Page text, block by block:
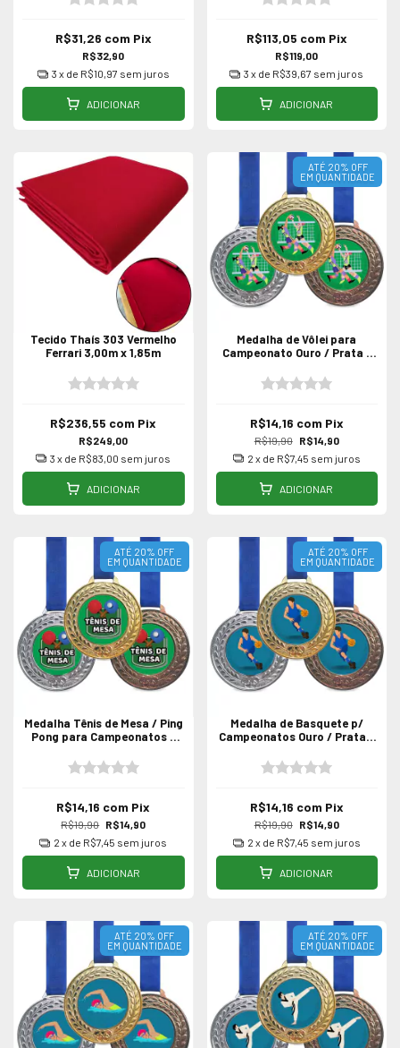
R$32,90
R$31,26 com Pix
3 x de R$10,97 sem juros
ADICIONAR
R$119,00
R$113,05 com Pix
3 x de R$39,67 sem juros
ADICIONAR
Tecido Thaís 303 Vermelho
Ferrari 3,00m x 1,85m
R$249,00
R$236,55 com Pix
3 x de R$83,00 sem juros
ADICIONAR
ATÉ 20% OFF
EM QUANTIDADE
Medalha de Vôlei para
Campeonato Ouro / Prata /
R$19,90 R$14,90
R$14,16 com Pix
2 x de R$7,45 sem juros
ADICIONAR
ATÉ 20% OFF
EM QUANTIDADE
Medalha Tênis de Mesa / Ping
Pong para Campeonatos -
R$19,90 R$14,90
R$14,16 com Pix
2 x de R$7,45 sem juros
ADICIONAR
ATÉ 20% OFF
EM QUANTIDADE
Medalha de Basquete p/
Campeonatos Ouro / Prata /
R$19,90 R$14,90
R$14,16 com Pix
2 x de R$7,45 sem juros
ADICIONAR
ATÉ 20% OFF
EM QUANTIDADE
ATÉ 20% OFF
EM QUANTIDADE